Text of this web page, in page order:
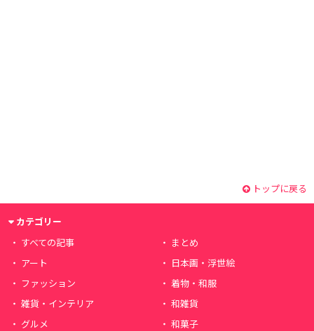
トップに戻る
カテゴリー
すべての記事
まとめ
アート
日本画・浮世絵
ファッション
着物・和服
雑貨・インテリア
和雑貨
グルメ
和菓子